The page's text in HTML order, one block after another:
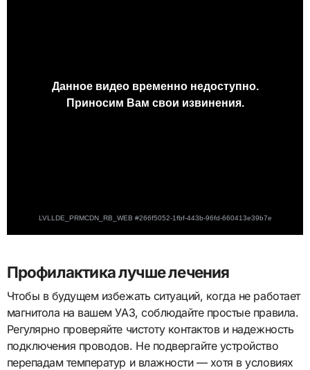
Профилактика лучше лечения
Чтобы в будущем избежать ситуаций, когда не работает
магнитола на вашем УАЗ, соблюдайте простые правила.
Регулярно проверяйте чистоту контактов и надежность
подключения проводов. Не подвергайте устройство
перепадам температур и влажности — хотя в условиях